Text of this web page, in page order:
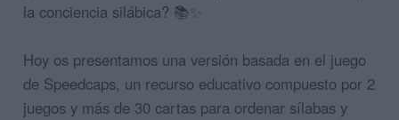
la conciencia silábica? 📚✨
Hoy os presentamos una versión basada en el juego
de Speedcaps, un recurso educativo compuesto por 2
juegos y más de 30 cartas para ordenar sílabas y